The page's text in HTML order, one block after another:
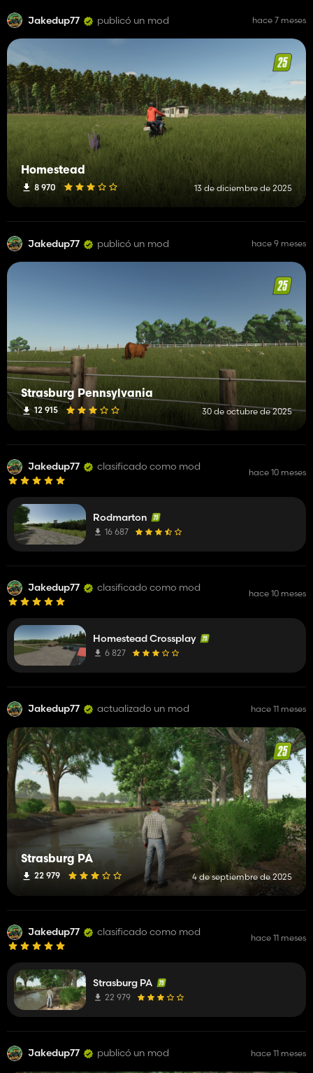
Jakedup77 publicó un mod hace 7 meses
Homestead
8 970 13 de diciembre de 2025
Jakedup77 publicó un mod hace 9 meses
Strasburg Pennsylvania
12 915 30 de octubre de 2025
Jakedup77 clasificado como mod hace 10 meses
Rodmarton
16 687
Jakedup77 clasificado como mod hace 10 meses
Homestead Crossplay
6 827
Jakedup77 actualizado un mod hace 11 meses
Strasburg PA
22 979 4 de septiembre de 2025
Jakedup77 clasificado como mod hace 11 meses
Strasburg PA
22 979
Jakedup77 publicó un mod hace 11 meses